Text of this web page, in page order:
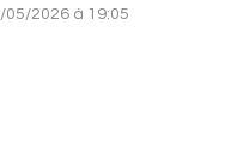
05/2026 à 19:05